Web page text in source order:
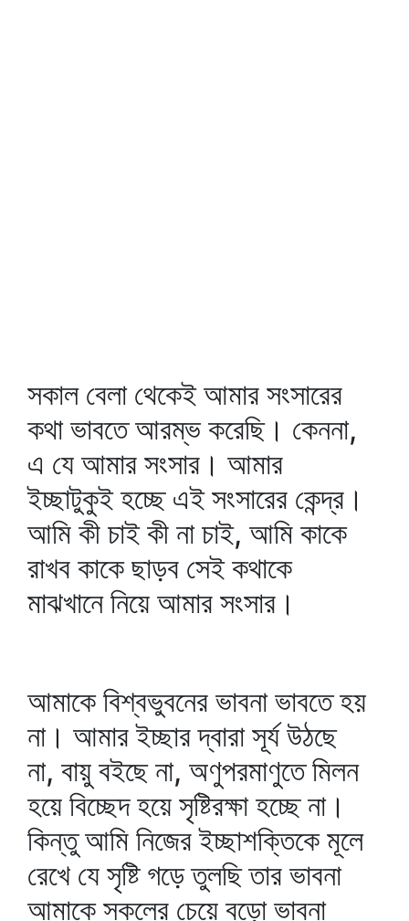
সকাল বেলা থেকেই আমার সংসারের
কথা ভাবতে আরম্ভ করেছি। কেননা,
এ যে আমার সংসার। আমার
ইচ্ছাটুকুই হচ্ছে এই সংসারের কেন্দ্র।
আমি কী চাই কী না চাই, আমি কাকে
রাখব কাকে ছাড়ব সেই কথাকে
মাঝখানে নিয়ে আমার সংসার।
আমাকে বিশ্বভুবনের ভাবনা ভাবতে হয়
না। আমার ইচ্ছার দ্বারা সূর্য উঠছে
না, বায়ু বইছে না, অণুপরমাণুতে মিলন
হয়ে বিচ্ছেদ হয়ে সৃষ্টিরক্ষা হচ্ছে না।
কিন্তু আমি নিজের ইচ্ছাশক্তিকে মূলে
রেখে যে সৃষ্টি গড়ে তুলছি তার ভাবনা
আমাকে সকলের চেয়ে বড়ো ভাবনা